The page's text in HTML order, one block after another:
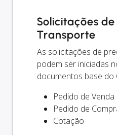
Solicitações
Transporte
As solicitações de
podem ser iniciadas
documentos base do
Pedido de Venda
Pedido de
Cotação